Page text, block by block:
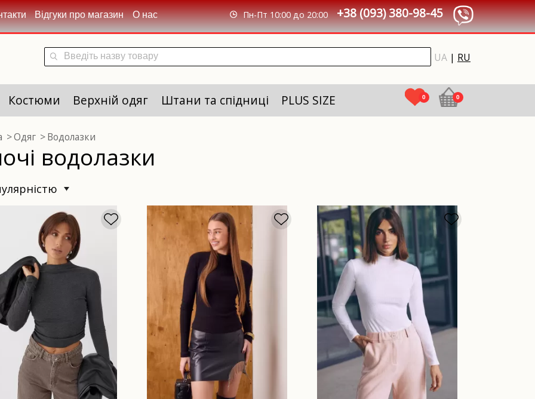
Відгуки про магазин О нас +38 (093) 380-98-45
Пн-Пт 10:00 до 20:00
UA | RU
Костюми Верхній одяг Штани та спідниці PLUS SIZE 0 0
Одяг Водолазки
водолазки